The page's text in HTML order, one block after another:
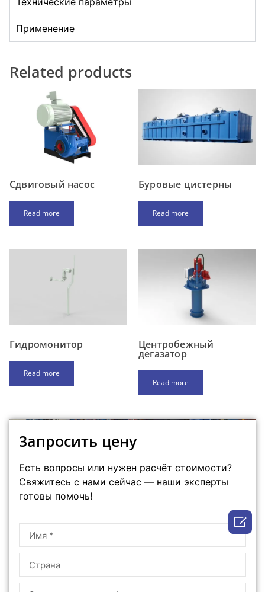
Применение
Related products
Cдвиговый насос
Read more
Буровые цистерны
Read more
Гидромонитор
Read more
Центробежный
дегазатор
Read more
3апpосить ценy
Есть вопросы или нужен расчёт стоимости?
Свяжитесь с нами сейчас — наши эксперты
готовы помочь!
